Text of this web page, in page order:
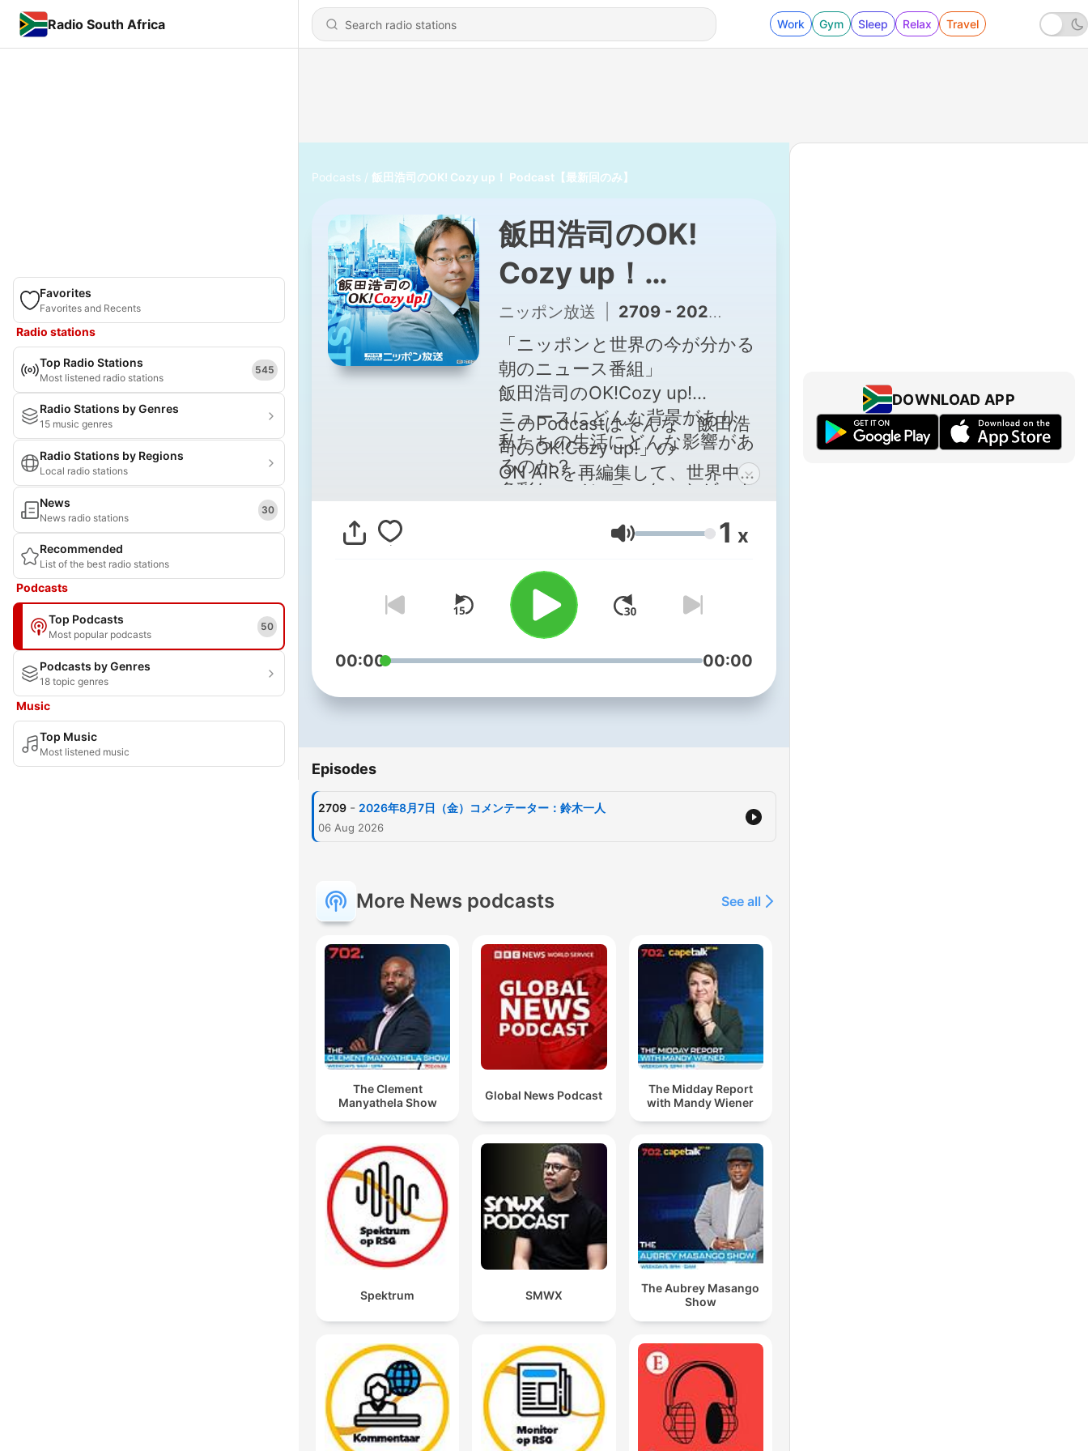
Radio South Africa Work Gym Sleep Relax Travel
Favorites
Favorites and Recents
Radio stations
Top Radio Stations
Most listened radio stations
545
Radio Stations by Genres
15 music genres
Radio Stations by Regions
Local radio stations
News
News radio stations
30
Recommended
List of the best radio stations
Podcasts
Top Podcasts
Most popular podcasts
50
Podcasts by Genres
18 topic genres
Music
Top Music
Most listened music
Podcasts 飯田浩司のOK! Cozy up！ Podcast【最新回のみ】
飯田浩司のOK!
Cozy up！
Podcast【最新回
のみ】
ニッポン放送 2709 - 2026年8月7日（金）コメンテーター：鈴木一人
「ニッポンと世界の今が分かる
朝のニュース番組」
飯田浩司のOK!Cozy up!
ニュースにどんな背景があり、
私たちの生活にどんな影響があ
るのか？
多彩なコメンテーターやゲスト
日本の政治、経済から外交安全
幅広くニュースをお届けしてい
ます。
番組は平日朝６時～８時までラ
ジオ生放送
https://radiko.jp/#!/live/LFR
このPodcastはそんな「飯田浩
司のOK!Cozy up!」の
ON AIRを再編集して、世界中に
お届けしています！
ぜひお楽しみください。
Volume 1 x
00:00 00:00
Episodes
2709 - 2026年8月7日（金）コメンテーター：鈴木一人
06 Aug 2026
More News podcasts See all
The Clement
Manyathela Show
Global News Podcast
The Midday Report
with Mandy Wiener
Spektrum SMWX
The Aubrey Masango
Show
DOWNLOAD APP